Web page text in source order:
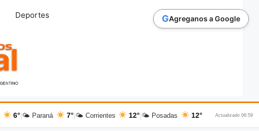
GAgreganos a Google
Deportes
6°|🌤 Paraná 7°|🌤 Corrientes 12°|🌤 Posadas 12° Actualizado 06:59